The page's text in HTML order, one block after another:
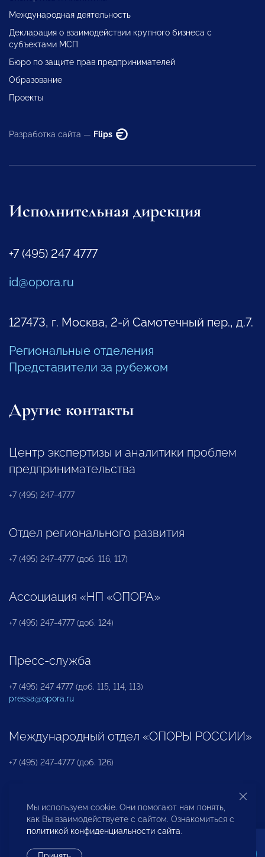
Международная деятельность
Декларация о взаимодействии крупного бизнеса с
субъектами МСП
Бюро по защите прав предпринимателей
Образование
Проекты
Разработка сайта — Flips
Исполнительная дирекция
+7 (495) 247 4777
id@opora.ru
127473, г. Москва, 2-й Самотечный пер., д.7.
Региональные отделения
Представители за рубежом
Другие контакты
Центр экспертизы и аналитики проблем
предпринимательства
+7 (495) 247-4777
Отдел регионального развития
+7 (495) 247-4777 (доб. 116, 117)
Ассоциация «НП «ОПОРА»
+7 (495) 247-4777 (доб. 124)
Пресс-служба
+7 (495) 247 4777 (доб. 115, 114, 113)
pressa@opora.ru
Международный отдел «ОПОРЫ РОССИИ»
+7 (495) 247-4777 (доб. 126)
Бюро по защите прав предпринимателей и
инвесторов
Мы используем cookie. Они помогают нам понять,
как Вы взаимодействуете с сайтом. Ознакомиться с
политикой конфиденциальности сайта.